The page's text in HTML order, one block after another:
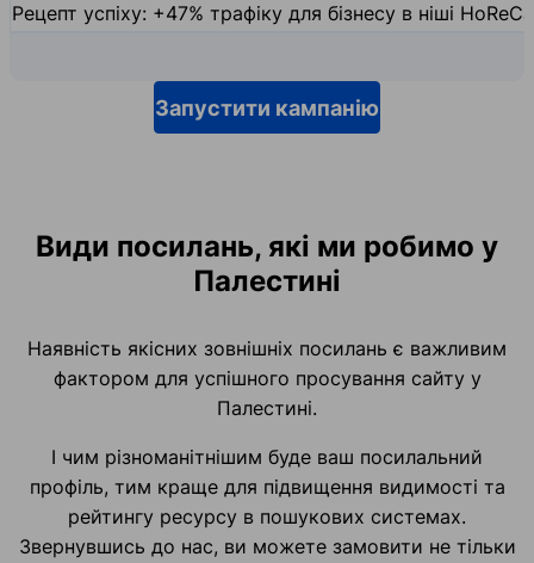
Рецепт успіху: +47% трафіку для бізнесу в ніші HoReCa
Запустити кампанію
Види посилань, які ми робимо у
Палестині
Наявність якісних зовнішніх посилань є важливим
фактором для успішного просування сайту у
Палестині.
І чим різноманітнішим буде ваш посилальний
профіль, тим краще для підвищення видимості та
рейтингу ресурсу в пошукових системах.
Звернувшись до нас, ви можете замовити не тільки